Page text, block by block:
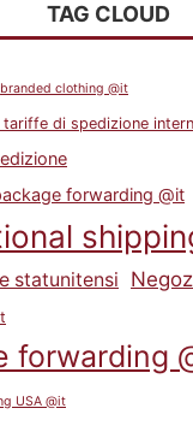
TAG CLOUD
branded clothing @it
di spedizione
forwarding @it
statunitensi
forwarding
USA @it